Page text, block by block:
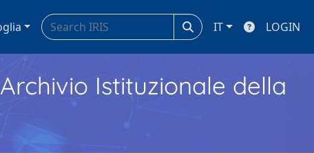
IT LOGIN
Archivio Istituzionale della